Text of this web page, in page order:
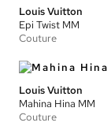
Louis Vuitton
Epi Twist MM
Couture
Louis Vuitton
Mahina Hina MM
Couture